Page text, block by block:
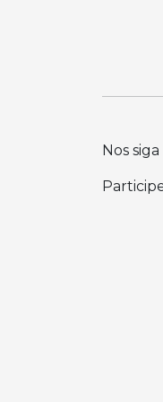
Nos